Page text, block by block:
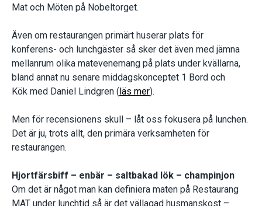
Mat och Möten på Nobeltorget.
Även om restaurangen primärt huserar plats för
konferens- och lunchgäster så sker det även med jämna
mellanrum olika matevenemang på plats under kvällarna,
bland annat nu senare middagskonceptet 1 Bord och
Kök med Daniel Lindgren ( läs mer).
Men för recensionens skull – låt oss fokusera på lunchen.
Det är ju, trots allt, den primära verksamheten för
restaurangen.
Hjortfärsbiff – enbär – saltbakad lök – champinjon
Om det är något man kan definiera maten på Restaurang
MAT under lunchtid så är det vällagad husmanskost –